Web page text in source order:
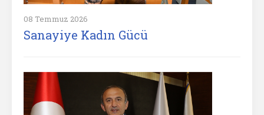
08 Temmuz 2026
Sanayiye Kadın Gücü